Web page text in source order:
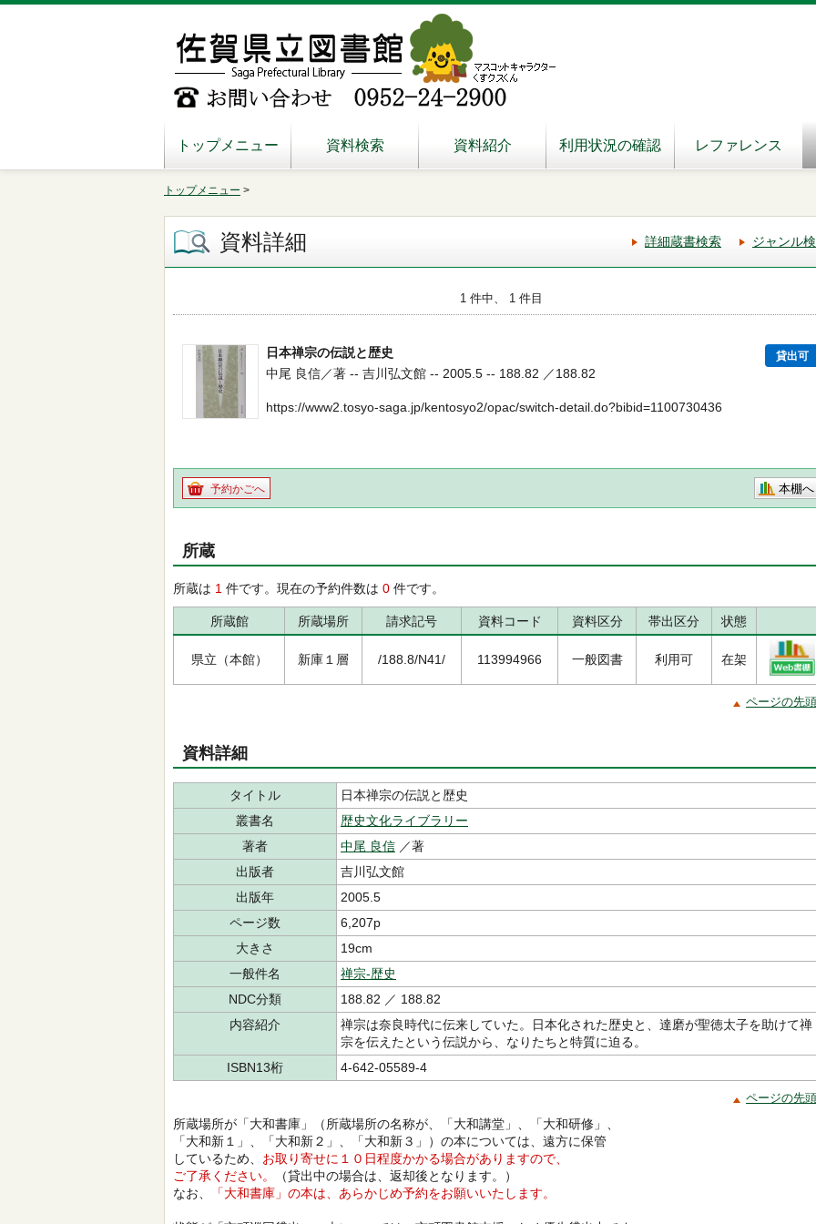
トップメニュー 資料検索 資料紹介 利用状況の確認 レファレンス
トップメニュー >
資料詳細 詳細蔵書検索 ジャンル
1 件中、 1 件目
日本禅宗の伝説と歴史 貸出可
中尾 良信／著 -- 吉川弘文館 -- 2005.5 -- 188.82 ／188.82
https://www2.tosyo-saga.jp/kentosyo2/opac/switch-detail.do?bibid=1100730436
予約かごへ 本棚へ
所蔵
所蔵は 1 件です。現在の予約件数は 0 件です。
所蔵館 所蔵場所 請求記号 資料コード 資料区分 帯出区分 状態
県立（本館） 新庫１層 /188.8/N41/ 113994966 一般図書 利用可 在架
ページの先
資料詳細
タイトル
日本禅宗の伝説と歴史
叢書名
歴史文化ライブラリー
著者
中尾 良信 ／著
出版者
吉川弘文館
出版年
2005.5
ページ数
6,207p
大きさ
19cm
一般件名
禅宗-歴史
NDC分類
188.82 ／ 188.82
内容紹介
禅宗は奈良時代に伝来していた。日本化された歴史と、達磨が聖徳太子を助けて禅
宗を伝えたという伝説から、なりたちと特質に迫る。
ISBN13桁
4-642-05589-4
ページの先
所蔵場所が「大和書庫」（所蔵場所の名称が、「大和講堂」、「大和研修」、
「大和新１」、「大和新２」、「大和新３」）の本については、遠方に保管
しているため、 お取り寄せに１０日程度かかる場合がありますので、
ご了承ください。
（貸出中の場合は、返却後となります。）
なお、
「大和書庫」の本は、あらかじめ予約をお願いいたします。